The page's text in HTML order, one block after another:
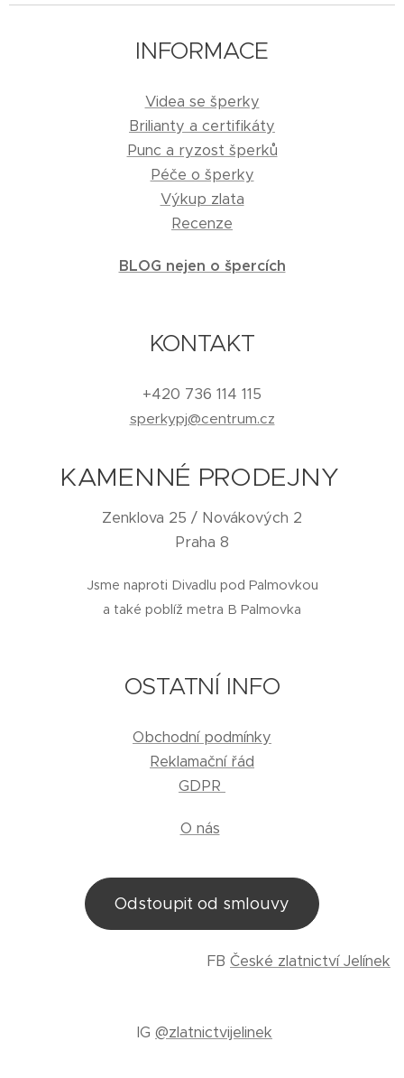
INFORMACE
Videa se šperky
Brilianty a certifikáty
Punc a ryzost šperků
Péče o šperky
Výkup zlata
Recenze
BLOG nejen o špercích
KONTAKT
+420 736 114 115
sperkypj@centrum.cz
KAMENNÉ PRODEJNY
Zenklova 25 / Novákových 2
Praha 8
Jsme naproti Divadlu pod Palmovkou
a také poblíž metra B Palmovka
OSTATNÍ INFO
Obchodní podmínky
Reklamační řád
GDPR
O nás
Odstoupit od smlouvy
FB České zlatnictví Jelínek
IG @zlatnictvijelinek